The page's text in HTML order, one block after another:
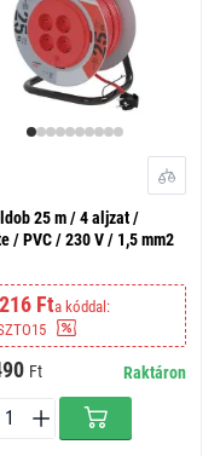
25 m / 4 aljzat /
/ PVC / 230 V / 1,5 mm2
Fta kóddal:
Ft Raktáron